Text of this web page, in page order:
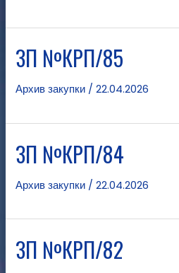
ЗП №КРП/85
Архив закупки /22.04.2026
ЗП №КРП/84
Архив закупки /22.04.2026
ЗП №КРП/82